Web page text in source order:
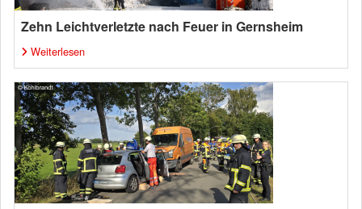
Zehn Leichtverletzte nach Feuer in Gernsheim
Weiterlesen